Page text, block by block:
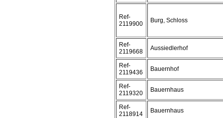
Ref-
2119900
Burg, Schloss
Ref-
2119668
Aussiedlerhof
Ref-
2119436
Bauernhof
Ref-
2119320
Bauernhaus
Ref-
2118914
Bauernhaus